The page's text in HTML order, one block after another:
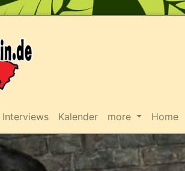
Interviews Kalender more Home